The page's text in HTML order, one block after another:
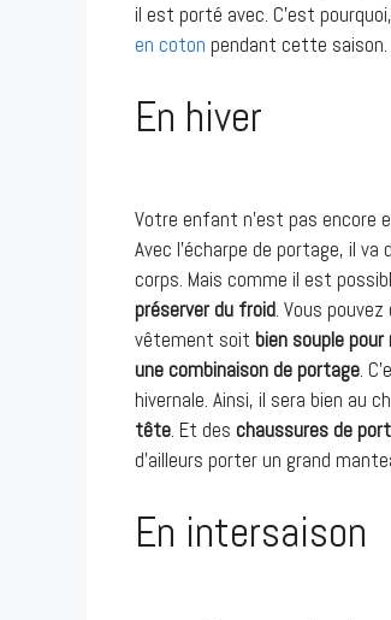
il est porté avec. C’est
en coton pendant cette saison.
En hiver
Votre enfant n’est pas encore
Avec l’écharpe de portage, il
corps. Mais comme il est
préserver du froid. Vous
vêtement soit bien souple
une combinaison de portage.
hivernale. Ainsi, il sera bien au
tête. Et des chaussures de
d’ailleurs porter un grand
En intersaison